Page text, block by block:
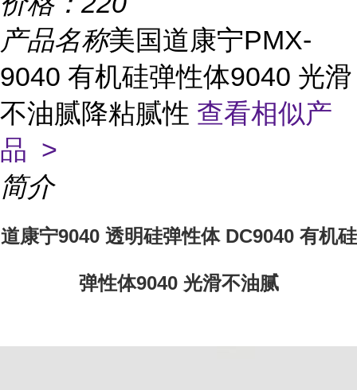
产品名称美国道康宁PMX-
9040 有机硅弹性体9040 光滑
不油腻降粘腻性 查看相似产
品 >
简介
道康宁9040 透明硅弹性体 DC9040 有机硅
弹性体9040 光滑不油腻